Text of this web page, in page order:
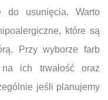
do usunięcia. Warto
które są
Przy wyborze farb
ich trwałość oraz
jeśli planujemy